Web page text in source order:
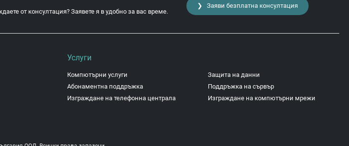
от консултация? Заявете я в удобно за вас време.
❯ Заяви безплатна консултация
Услуги
Компютърни услуги
Абонаментна поддръжка
Изграждане на телефонна централа
Защита на данни
Поддръжка на сървър
Изграждане на компютърни мрежи